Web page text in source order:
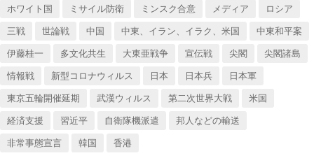
ホワイト国
ミサイル防衛 ミンスク合意 メディア
ロシア
三戦
世論戦 中国 中東、イラン、イラク、米国
中東和平案
伊藤桂一
多文化共生 大東亜戦争 宣伝戦 尖閣
尖閣諸島
情報戦
新型コロナウィルス 日本 日本兵
日本軍
東京五輪開催延期
武漢ウィルス 第二次世界大戦
米国
経済支援
習近平 自衛隊機派遣
邦人などの輸送
非常事態宣言
韓国 香港